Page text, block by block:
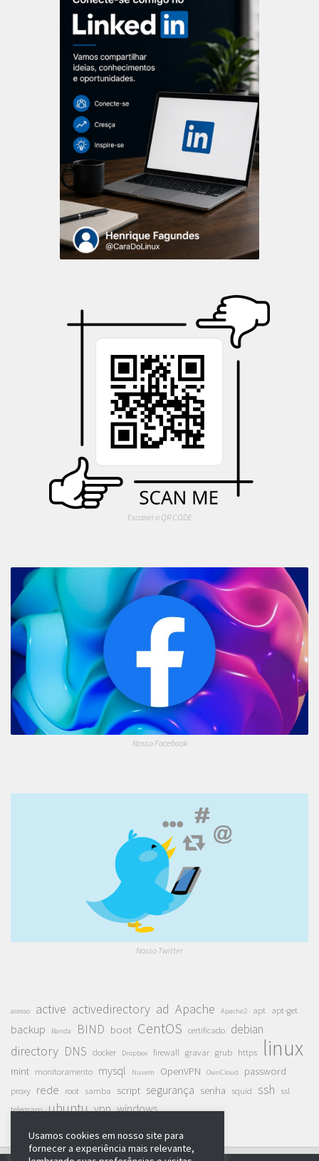
Escanei o QR CODE
Nosso Facebook
Nosso Twitter
acesso active activedirectory ad Apache Apache2 apt apt-get
backup Banda BIND boot CentOS certificado debian
directory DNS docker Dropbox firewall gravar grub https linux
mint monitoramento mysql Nuvem OpenVPN OwnCloud password
proxy rede root samba script segurança senha squid ssh ssl
telegram ubuntu vpn windows
Usamos cookies em nosso site para
fornecer a experiência mais relevante,